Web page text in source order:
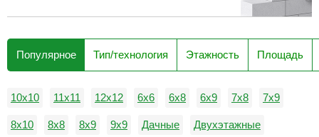
Популярное Тип/технология Этажность Площадь
10х10 11х11 12х12 6х6 6х8 6х9 7х8 7х9
8х10 8х8 8х9 9х9 Дачные Двухэтажные